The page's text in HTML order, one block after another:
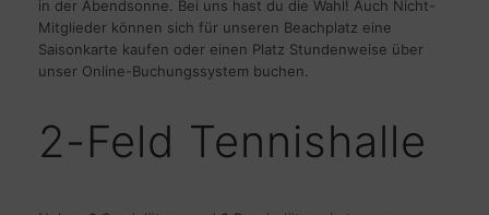
in der Abendsonne. Bei uns hast du die Wahl! Auch Nicht-
Mitglieder können sich für unseren Beachplatz eine
Saisonkarte kaufen oder einen Platz Stundenweise über
unser Online-Buchungssystem buchen.
2-Feld Tennishalle